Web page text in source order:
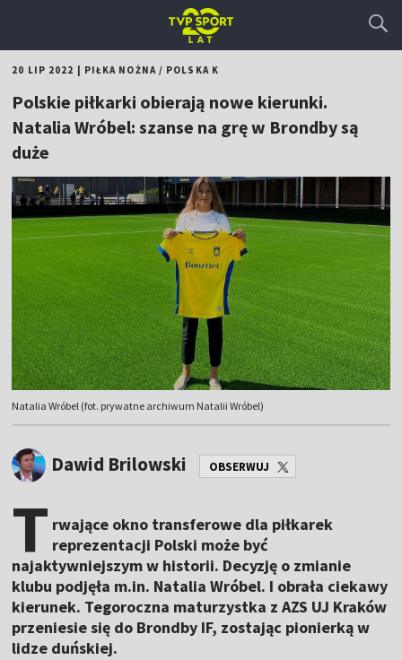
20 LIP 2022 PIŁKA NOŻNA/ POLSKA K
Polskie piłkarki obierają nowe kierunki.
Natalia Wróbel: szanse na grę w Brondby są
duże
Natalia Wróbel (fot. prywatne archiwum Natalii Wróbel)
Dawid Brilowski OBSERWUJ
T rwające okno transferowe dla piłkarek
reprezentacji Polski może być
najaktywniejszym w historii. Decyzję o zmianie
klubu podjęła m.in. Natalia Wróbel. I obrała ciekawy
kierunek. Tegoroczna maturzystka z AZS UJ Kraków
przeniesie się do Brondby IF, zostając pionierką w
lidze duńskiej.